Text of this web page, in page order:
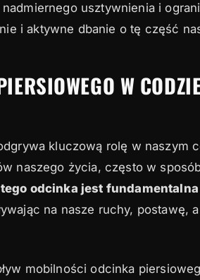
usztywnienia i
i aktywne dbanie o tę część
W
kluczową rolę w naszym
naszego życia, często w
odcinka jest
na nasze ruchy, postawę,
mobilności odcinka